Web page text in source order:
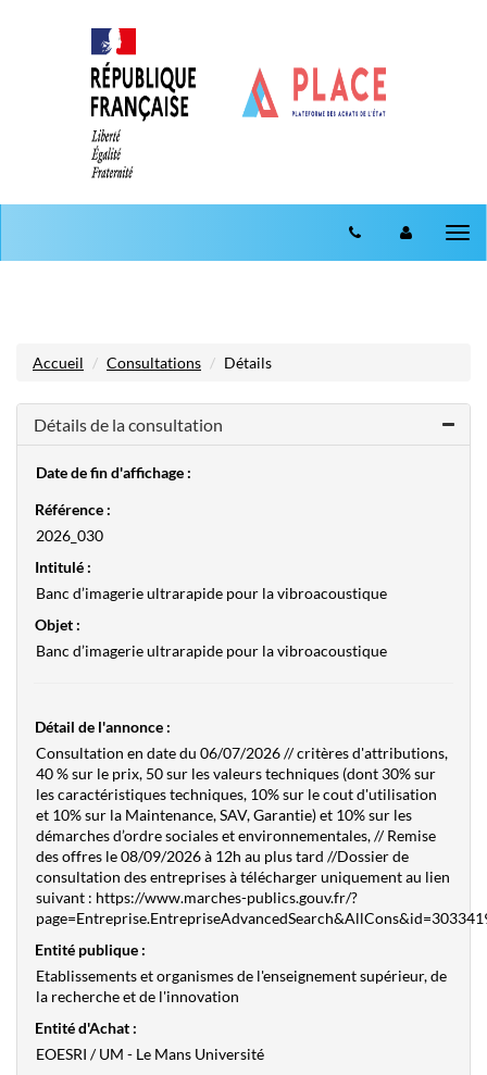
Accueil Consultations Détails
Détails de la consultation
Date de fin d'affichage :
Référence :
2026_030
Intitulé :
Banc d’imagerie ultrarapide pour la vibroacoustique
Objet :
Banc d’imagerie ultrarapide pour la vibroacoustique
Détail de l'annonce :
Consultation en date du 06/07/2026 // critères d'attributions,
40 % sur le prix, 50 sur les valeurs techniques (dont 30% sur
les caractéristiques techniques, 10% sur le cout d'utilisation
et 10% sur la Maintenance, SAV, Garantie) et 10% sur les
démarches d’ordre sociales et environnementales, // Remise
des offres le 08/09/2026 à 12h au plus tard //Dossier de
consultation des entreprises à télécharger uniquement au lien
suivant : https://www.marches-publics.gouv.fr/?
Entité publique :
Etablissements et organismes de l'enseignement supérieur, de
la recherche et de l'innovation
Entité d'Achat :
EOESRI / UM - Le Mans Université